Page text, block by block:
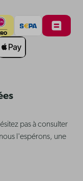
pas à consulter
l'espérons, une